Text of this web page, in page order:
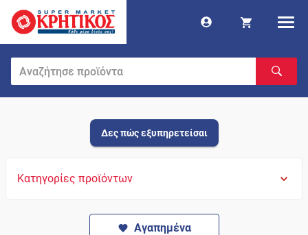
Δες πώς εξυπηρετείσαι
Κατηγορίες προϊόντων
Αγαπημένα